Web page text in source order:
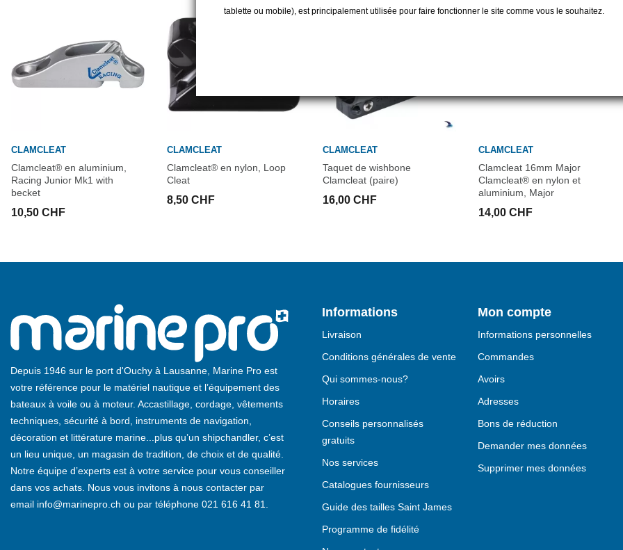
CLAMCLEAT
Clamcleat® en aluminium,
Racing Junior Mk1 with
becket
10,50 CHF
CLAMCLEAT
Clamcleat® en nylon, Loop
Cleat
8,50 CHF
CLAMCLEAT
Taquet de wishbone
Clamcleat (paire)
16,00 CHF
CLAMCLEAT
Clamcleat 16mm Major
Clamcleat® en nylon et
aluminium, Major
14,00 CHF
Depuis 1946 sur le port d'Ouchy à Lausanne, Marine Pro est
votre référence pour le matériel nautique et l’équipement des
bateaux à voile ou à moteur. Accastillage, cordage, vêtements
techniques, sécurité à bord, instruments de navigation,
décoration et littérature marine...plus qu’un shipchandler, c’est
un lieu unique, un magasin de tradition, de choix et de qualité.
Notre équipe d’experts est à votre service pour vous conseiller
dans vos achats. Nous vous invitons à nous contacter par
email info@marinepro.ch ou par téléphone 021 616 41 81.
Informations
Livraison
Conditions générales de vente
Qui sommes-nous?
Horaires
Conseils personnalisés
gratuits
Nos services
Catalogues fournisseurs
Guide des tailles Saint James
Programme de fidélité
Mon compte
Informations personnelles
Commandes
Avoirs
Adresses
Bons de réduction
Demander mes données
Supprimer mes données
tablette ou mobile), est principalement utilisée pour faire fonctionner le site comme vous le souhaitez.